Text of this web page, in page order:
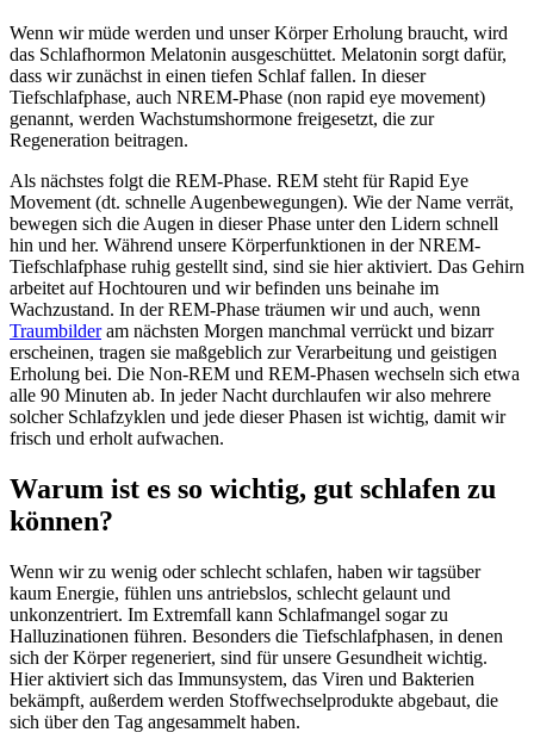
Wenn wir müde werden und unser Körper Erholung braucht, wird
das Schlafhormon Melatonin ausgeschüttet. Melatonin sorgt dafür,
dass wir zunächst in einen tiefen Schlaf fallen. In dieser
Tiefschlafphase, auch NREM-Phase (non rapid eye movement)
genannt, werden Wachstumshormone freigesetzt, die zur
Regeneration beitragen.
Als nächstes folgt die REM-Phase. REM steht für Rapid Eye
Movement (dt. schnelle Augenbewegungen). Wie der Name verrät,
bewegen sich die Augen in dieser Phase unter den Lidern schnell
hin und her. Während unsere Körperfunktionen in der NREM-
Tiefschlafphase ruhig gestellt sind, sind sie hier aktiviert. Das Gehirn
arbeitet auf Hochtouren und wir befinden uns beinahe im
Wachzustand. In der REM-Phase träumen wir und auch, wenn
Traumbilderam nächsten Morgen manchmal verrückt und bizarr
erscheinen, tragen sie maßgeblich zur Verarbeitung und geistigen
Erholung bei. Die Non-REM und REM-Phasen wechseln sich etwa
alle 90 Minuten ab. In jeder Nacht durchlaufen wir also mehrere
solcher Schlafzyklen und jede dieser Phasen ist wichtig, damit wir
frisch und erholt aufwachen.
Warum ist es so wichtig, gut schlafen zu
können?
Wenn wir zu wenig oder schlecht schlafen, haben wir tagsüber
kaum Energie, fühlen uns antriebslos, schlecht gelaunt und
unkonzentriert. Im Extremfall kann Schlafmangel sogar zu
Halluzinationen führen. Besonders die Tiefschlafphasen, in denen
sich der Körper regeneriert, sind für unsere Gesundheit wichtig.
Hier aktiviert sich das Immunsystem, das Viren und Bakterien
bekämpft, außerdem werden Stoffwechselprodukte abgebaut, die
sich über den Tag angesammelt haben.